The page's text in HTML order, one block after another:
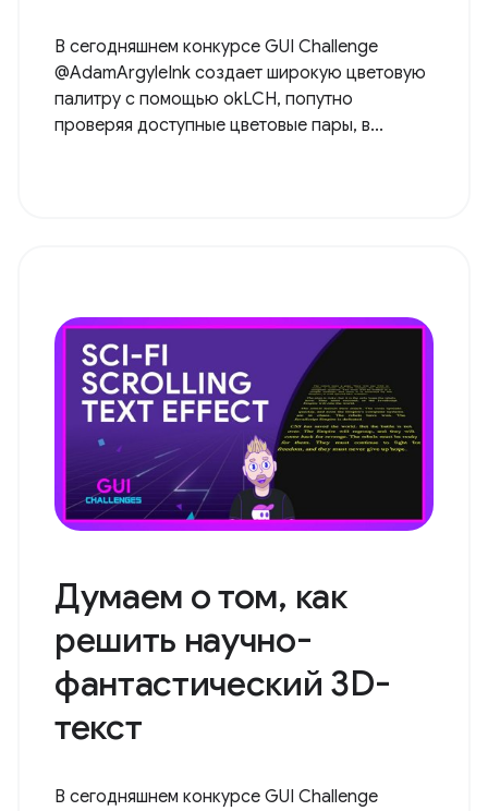
В сегодняшнем конкурсе GUI Challenge
@AdamArgyleInk создает широкую цветовую
палитру с помощью okLCH, попутно
проверяя доступные цветовые пары, в...
Думаем о том, как
решить научно-
фантастический 3D-
текст
В сегодняшнем конкурсе GUI Challenge